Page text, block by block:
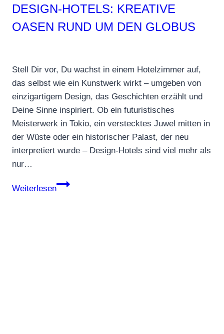
DESIGN-HOTELS: KREATIVE
OASEN RUND UM DEN GLOBUS
Stell Dir vor, Du wachst in einem Hotelzimmer auf,
das selbst wie ein Kunstwerk wirkt – umgeben von
einzigartigem Design, das Geschichten erzählt und
Deine Sinne inspiriert. Ob ein futuristisches
Meisterwerk in Tokio, ein verstecktes Juwel mitten in
der Wüste oder ein historischer Palast, der neu
interpretiert wurde – Design-Hotels sind viel mehr als
nur…
Weiterlesen
Design-